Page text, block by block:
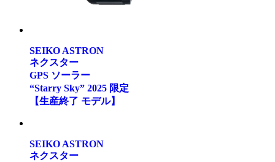
SEIKO ASTRON
ネクスター
GPS ソーラー
“Starry Sky” 2025 限定
【生産終了 モデル】
SEIKO ASTRON
ネクスター